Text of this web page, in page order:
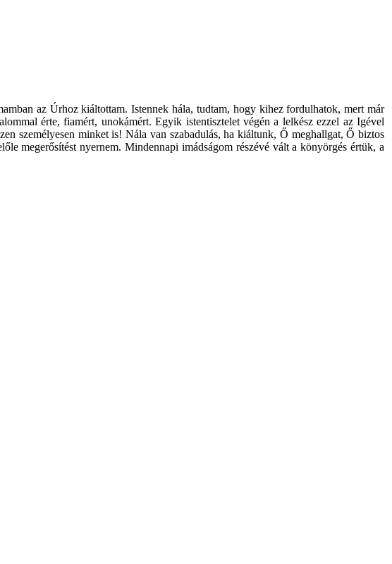
az Úrhoz kiáltottam. Istennek hála, tudtam, hogy kihez fordulhatok, mert már
érte, fiamért, unokámért. Egyik istentisztelet végén a lelkész ezzel az Igével
személyesen minket is! Nála van szabadulás, ha kiáltunk, Ő meghallgat, Ő biztos
megerősítést nyernem. Mindennapi imádságom részévé vált a könyörgés értük, a